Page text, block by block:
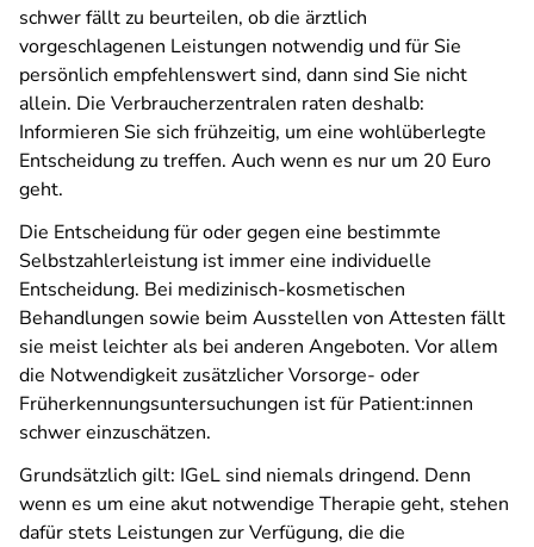
schwer fällt zu beurteilen, ob die ärztlich
vorgeschlagenen Leistungen notwendig und für Sie
persönlich empfehlenswert sind, dann sind Sie nicht
allein. Die Verbraucherzentralen raten deshalb:
Informieren Sie sich frühzeitig, um eine wohlüberlegte
Entscheidung zu treffen. Auch wenn es nur um 20 Euro
geht.
Die Entscheidung für oder gegen eine bestimmte
Selbstzahlerleistung ist immer eine individuelle
Entscheidung. Bei medizinisch-kosmetischen
Behandlungen sowie beim Ausstellen von Attesten fällt
sie meist leichter als bei anderen Angeboten. Vor allem
die Notwendigkeit zusätzlicher Vorsorge- oder
Früherkennungsuntersuchungen ist für Patient:innen
schwer einzuschätzen.
Grundsätzlich gilt: IGeL sind niemals dringend. Denn
wenn es um eine akut notwendige Therapie geht, stehen
dafür stets Leistungen zur Verfügung, die die